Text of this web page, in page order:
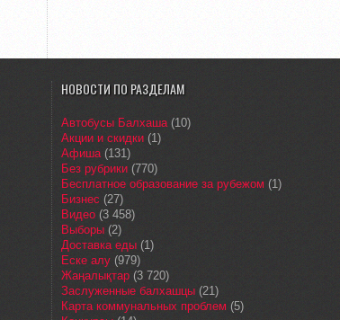
НОВОСТИ ПО РАЗДЕЛАМ
Автобусы Балхаша(10)
Акции и скидки (1)
Афиша(131)
Без рубрики (770)
Бесплатное образование за рубежом (1)
Бизнес (27)
Видео (3 458)
Выборы (2)
Доставка еды (1)
Еске алу (979)
Жаңалықтар (3 720)
Заслуженные балхашцы (21)
Карта коммунальных проблем (5)